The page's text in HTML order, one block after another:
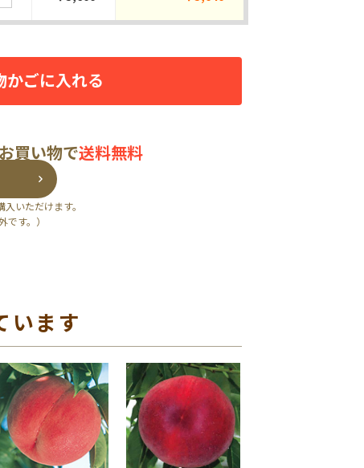
かごに入れる
買い物で送料無料
いただけます。
す。）
います